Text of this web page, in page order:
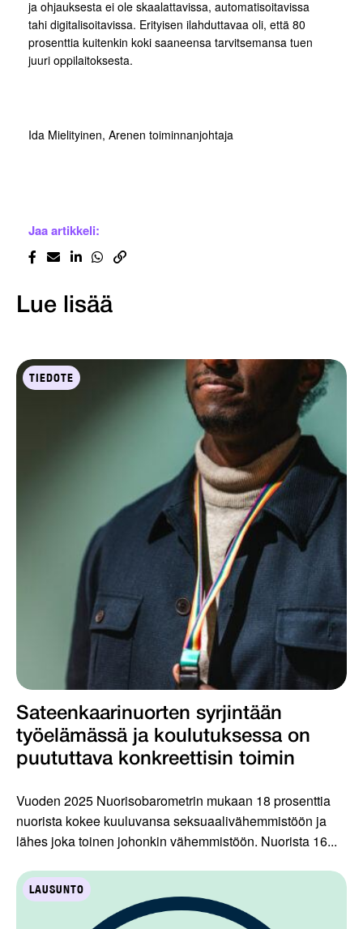
ja ohjauksesta ei ole skaalattavissa, automatisoitavissa
tahi digitalisoitavissa. Erityisen ilahduttavaa oli, että 80
prosenttia kuitenkin koki saaneensa tarvitsemansa tuen
juuri oppilaitoksesta.
Ida Mielityinen, Arenen toiminnanjohtaja
Jaa artikkeli:
Lue lisää
TIEDOTE
Sateenkaarinuorten syrjintään
työelämässä ja koulutuksessa on
puututtava konkreettisin toimin
Vuoden 2025 Nuorisobarometrin mukaan 18 prosenttia
nuorista kokee kuuluvansa seksuaalivähemmistöön ja
lähes joka toinen johonkin vähemmistöön. Nuorista 16...
LAUSUNTO